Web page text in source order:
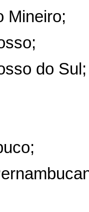
Mineiro;
do Sul;